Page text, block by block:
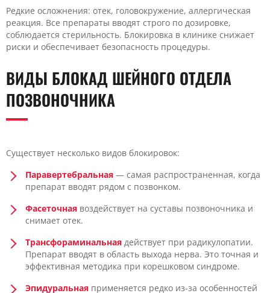
Редкие осложнения: отек, головокружение, аллергическая
реакция. Все препараты вводят строго по дозировке,
соблюдается стерильность. Блокировка в клинике снижает
риски и обеспечивает безопасность процедуры.
ВИДЫ БЛОКАД ШЕЙНОГО ОТДЕЛА
ПОЗВОНОЧНИКА
Существует несколько видов блокировок:
Паравертебральная — самая распространенная, когда
препарат вводят рядом с позвонком.
Фасеточная воздействует на суставы позвоночника и
снимает отек.
Трансфораминальная действует при радикулопатии.
Препарат вводят в область выхода нерва. Это точная и
эффективная методика при корешковом синдроме.
Эпидуральная применяется редко из-за особенностей